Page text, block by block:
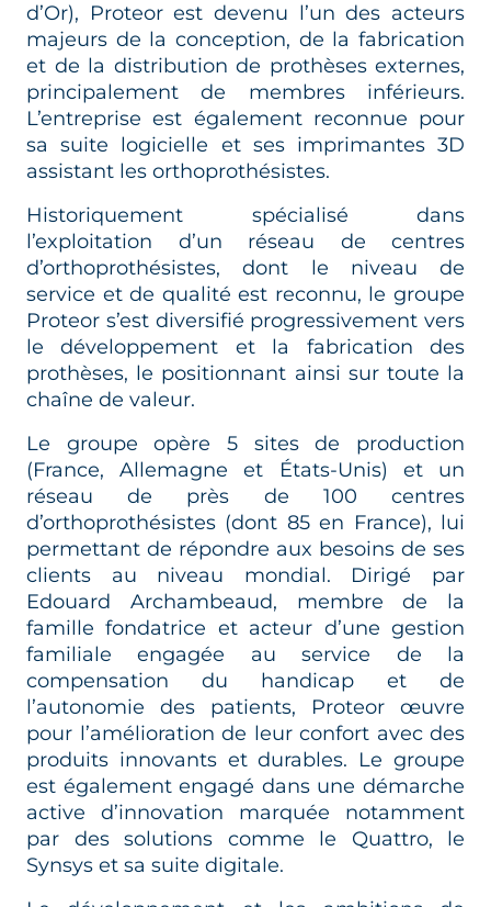
d’Or), Proteor est devenu l’un des acteurs
majeurs de la conception, de la fabrication
et de la distribution de prothèses externes,
principalement de membres inférieurs.
L’entreprise est également reconnue pour
sa suite logicielle et ses imprimantes 3D
assistant les orthoprothésistes.
Historiquement spécialisé dans
l’exploitation d’un réseau de centres
d’orthoprothésistes, dont le niveau de
service et de qualité est reconnu, le groupe
Proteor s’est diversifié progressivement vers
le développement et la fabrication des
prothèses, le positionnant ainsi sur toute la
chaîne de valeur.
Le groupe opère 5 sites de production
(France, Allemagne et États-Unis) et un
réseau de près de 100 centres
d’orthoprothésistes (dont 85 en France), lui
permettant de répondre aux besoins de ses
clients au niveau mondial. Dirigé par
Edouard Archambeaud, membre de la
famille fondatrice et acteur d’une gestion
familiale engagée au service de la
compensation du handicap et de
l’autonomie des patients, Proteor œuvre
pour l’amélioration de leur confort avec des
produits innovants et durables. Le groupe
est également engagé dans une démarche
active d’innovation marquée notamment
par des solutions comme le Quattro, le
Synsys et sa suite digitale.